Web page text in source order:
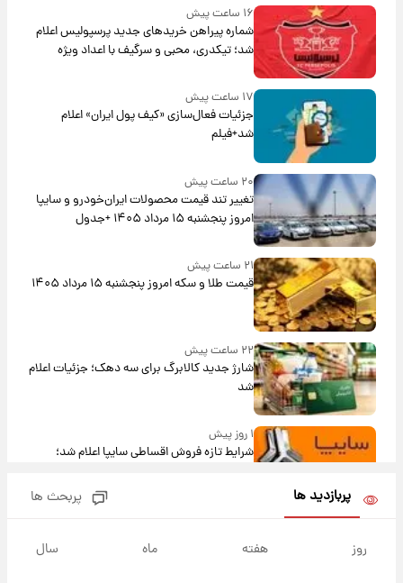
۱۶ ساعت پیش
شماره پیراهن خریدهای جدید پرسپولیس اعلام
شد؛ تیکدری، محبی و سرگیف با اعداد ویژه
۱۷ ساعت پیش
جزئیات فعال‌سازی «کیف پول ایران» اعلام
شد+فیلم
۲۰ ساعت پیش
تغییر تند قیمت محصولات ایران‌خودرو و سایپا
امروز پنجشنبه ۱۵ مرداد ۱۴۰۵ +جدول
۲۱ ساعت پیش
قیمت طلا و سکه امروز پنجشنبه ۱۵ مرداد ۱۴۰۵
۲۲ ساعت پیش
شارژ جدید کالابرگ برای سه دهک؛ جزئیات اعلام
شد
۱ روز پیش
شرایط تازه فروش اقساطی سایپا اعلام شد؛
قیمت سکه و طلا فردا
پربازدید ها پربحث ها
روز هفته ماه سال